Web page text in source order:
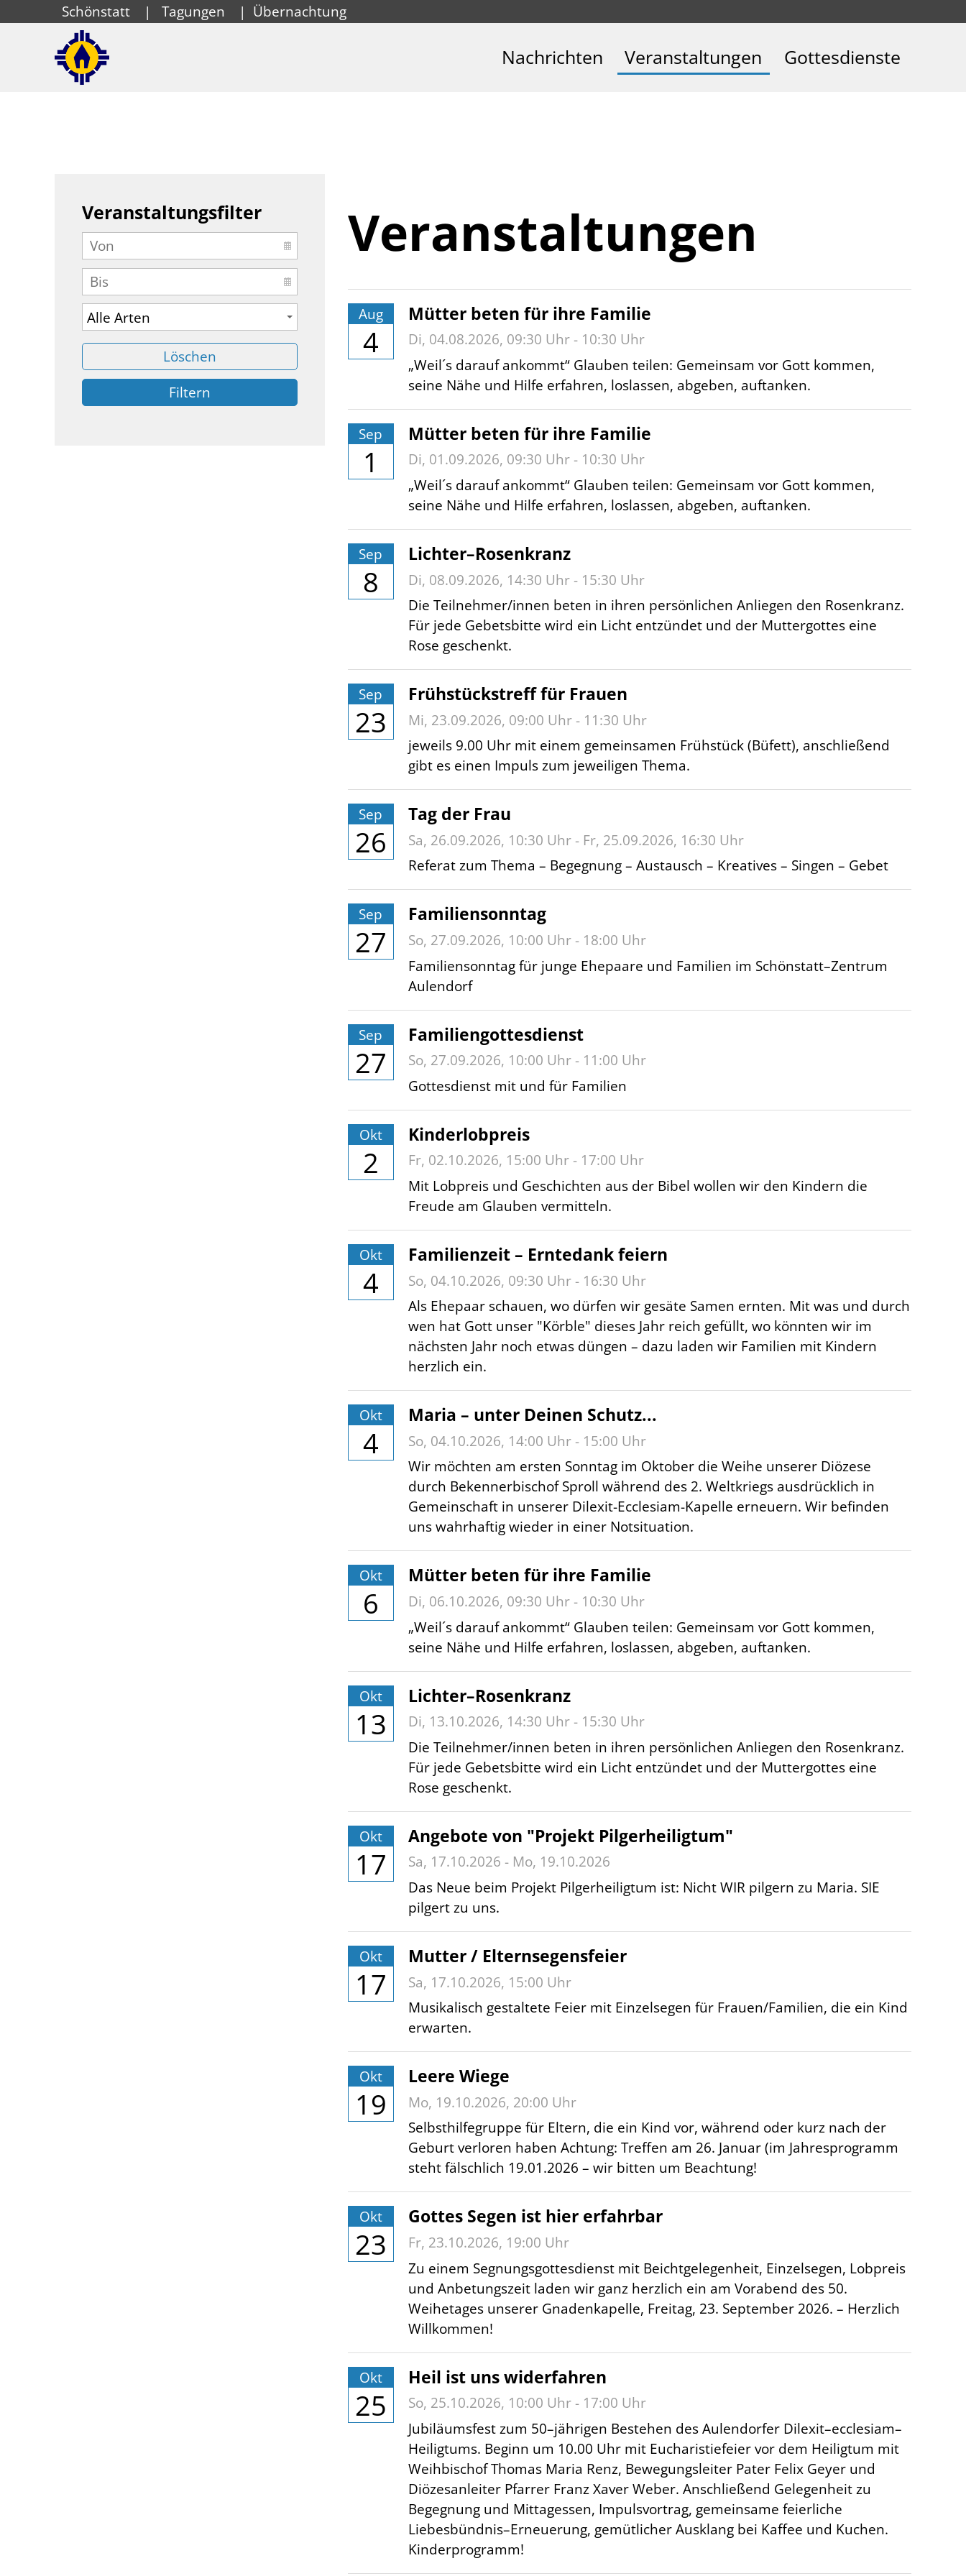
Schönstatt | Tagungen | Übernachtung
Nachrichten Veranstaltungen Gottesdienste
Veranstaltungsfilter
Löschen
Filtern
Veran­staltungen
Aug
4
Mütter beten für ihre Familie
Di, 04.08.2026, 09:30 Uhr- 10:30 Uhr
„Weil´s darauf ankommt“ Glauben teilen: Gemeinsam vor Gott kommen,
seine Nähe und Hilfe erfahren, loslassen, abgeben, auftanken.
Sep
1
Mütter beten für ihre Familie
Di, 01.09.2026, 09:30 Uhr- 10:30 Uhr
„Weil´s darauf ankommt“ Glauben teilen: Gemeinsam vor Gott kommen,
seine Nähe und Hilfe erfahren, loslassen, abgeben, auftanken.
Sep
8
Lichter–Rosenkranz
Di, 08.09.2026, 14:30 Uhr- 15:30 Uhr
Die Teilnehmer/innen beten in ihren persönlichen Anliegen den Rosenkranz.
Für jede Gebetsbitte wird ein Licht entzündet und der Muttergottes eine
Rose geschenkt.
Sep
23
Frühstückstreff für Frauen
Mi, 23.09.2026, 09:00 Uhr- 11:30 Uhr
jeweils 9.00 Uhr mit einem gemeinsamen Frühstück (Büfett), anschließend
gibt es einen Impuls zum jeweiligen Thema.
Sep
26
Tag der Frau
Sa, 26.09.2026, 10:30 Uhr- Fr, 25.09.2026, 16:30 Uhr
Referat zum Thema – Begegnung – Austausch – Kreatives – Singen – Gebet
Sep
27
Familiensonntag
So, 27.09.2026, 10:00 Uhr- 18:00 Uhr
Familiensonntag für junge Ehepaare und Familien im Schönstatt–Zentrum
Aulendorf
Sep
27
Familiengottesdienst
So, 27.09.2026, 10:00 Uhr- 11:00 Uhr
Gottesdienst mit und für Familien
Okt
2
Kinderlobpreis
Fr, 02.10.2026, 15:00 Uhr- 17:00 Uhr
Mit Lobpreis und Geschichten aus der Bibel wollen wir den Kindern die
Freude am Glauben vermitteln.
Okt
4
Familienzeit – Erntedank feiern
So, 04.10.2026, 09:30 Uhr- 16:30 Uhr
Als Ehepaar schauen, wo dürfen wir gesäte Samen ernten. Mit was und durch
wen hat Gott unser "Körble" dieses Jahr reich gefüllt, wo könnten wir im
nächsten Jahr noch etwas düngen – dazu laden wir Familien mit Kindern
herzlich ein.
Okt
4
Maria – unter Deinen Schutz...
So, 04.10.2026, 14:00 Uhr- 15:00 Uhr
Wir möchten am ersten Sonntag im Oktober die Weihe unserer Diözese
durch Bekennerbischof Sproll während des 2. Weltkriegs ausdrücklich in
Gemeinschaft in unserer Dilexit-Ecclesiam-Kapelle erneuern. Wir befinden
uns wahrhaftig wieder in einer Notsituation.
Okt
6
Mütter beten für ihre Familie
Di, 06.10.2026, 09:30 Uhr- 10:30 Uhr
„Weil´s darauf ankommt“ Glauben teilen: Gemeinsam vor Gott kommen,
seine Nähe und Hilfe erfahren, loslassen, abgeben, auftanken.
Okt
13
Lichter–Rosenkranz
Di, 13.10.2026, 14:30 Uhr- 15:30 Uhr
Die Teilnehmer/innen beten in ihren persönlichen Anliegen den Rosenkranz.
Für jede Gebetsbitte wird ein Licht entzündet und der Muttergottes eine
Rose geschenkt.
Okt
17
Angebote von "Projekt Pilgerheiligtum"
Sa, 17.10.2026 - Mo, 19.10.2026
Das Neue beim Projekt Pilgerheiligtum ist: Nicht WIR pilgern zu Maria. SIE
pilgert zu uns.
Okt
17
Mutter / Elternsegensfeier
Sa, 17.10.2026, 15:00 Uhr
Musikalisch gestaltete Feier mit Einzelsegen für Frauen/Familien, die ein Kind
erwarten.
Okt
19
Leere Wiege
Mo, 19.10.2026, 20:00 Uhr
Selbsthilfegruppe für Eltern, die ein Kind vor, während oder kurz nach der
Geburt verloren haben Achtung: Treffen am 26. Januar (im Jahresprogramm
steht fälschlich 19.01.2026 – wir bitten um Beachtung!
Okt
23
Gottes Segen ist hier erfahrbar
Fr, 23.10.2026, 19:00 Uhr
Zu einem Segnungsgottesdienst mit Beichtgelegenheit, Einzelsegen, Lobpreis
und Anbetungszeit laden wir ganz herzlich ein am Vorabend des 50.
Weihetages unserer Gnadenkapelle, Freitag, 23. September 2026. – Herzlich
Willkommen!
Okt
25
Heil ist uns widerfahren
So, 25.10.2026, 10:00 Uhr- 17:00 Uhr
Jubiläumsfest zum 50–jährigen Bestehen des Aulendorfer Dilexit–ecclesiam–
Heiligtums. Beginn um 10.00 Uhr mit Eucharistiefeier vor dem Heiligtum mit
Weihbischof Thomas Maria Renz, Bewegungsleiter Pater Felix Geyer und
Diözesanleiter Pfarrer Franz Xaver Weber. Anschließend Gelegenheit zu
Begegnung und Mittagessen, Impulsvortrag, gemeinsame feierliche
Liebesbündnis–Erneuerung, gemütlicher Ausklang bei Kaffee und Kuchen.
Kinderprogramm!